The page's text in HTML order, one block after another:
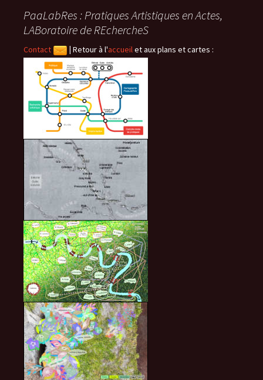
PaaLabRes : Pratiques Artistiques en Actes,
LABoratoire de REchercheS
Contact | Retour à l'accueilet aux plans et cartes :